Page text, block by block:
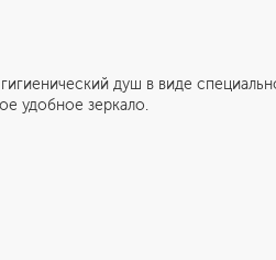
душ в виде
удобное зеркало.